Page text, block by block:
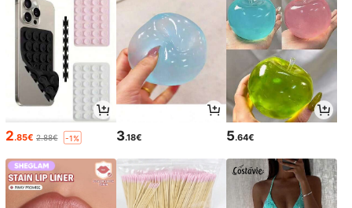
2.85€ 2.88€ -1% 3.18€ 5.64€